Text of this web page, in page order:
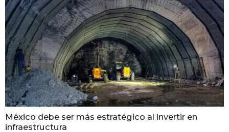
México debe ser más estratégico al invertir en
infraestructura